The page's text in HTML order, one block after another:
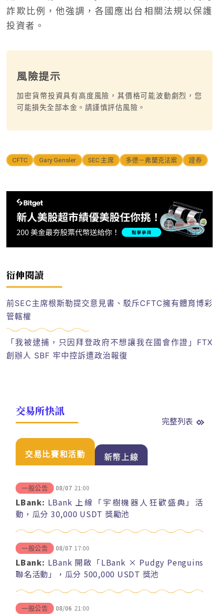
詐欺比例，他強調，各國應出台相關法規以保護
投資者。
風險提示
加密貨幣投資具有高度風險，其價格可能波動劇烈，您
可能損失全部本金。請謹慎評估風險。
CFTC Gary Gensler SEC 主席 多德－弗蘭克法案 證券
衍伸閱讀
前SEC主席根斯勒提交意見書、駁斥CFTC擁有體育博彩
管轄權
「我被逮捕，只因拜登政府不想讓我在國會作證」FTX
創辦人 SBF 牢中控訴遭政治報復
交易所快訊
完整列表
交易比賽和活動 新幣上線
一般公告 08/07 21:00
LBank: LBank 上線「宇樹機器人狂歡盛典」活
動，瓜分 30,000 USDT 獎勵池
一般公告 08/07 17:00
LBank: LBank 開啟「LBank × Pudgy Penguins
聯名活動」，瓜分 500,000 USDT 獎池
一般公告 08/06 21:00